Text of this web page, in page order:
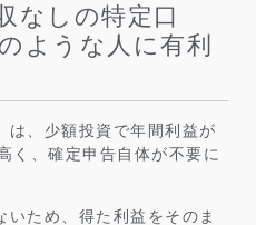
なしの特定口
ような人に有利
は、少額投資で年間利益が
く、確定申告自体が不要に
いため、得た利益をそのま